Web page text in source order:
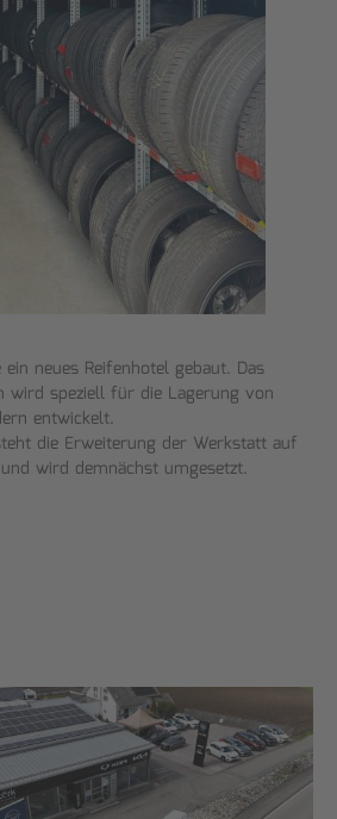
neues Reifenhotel gebaut. Das
wird speziell für die Lagerung von
entwickelt.
die Erweiterung der Werkstatt auf
wird demnächst umgesetzt.